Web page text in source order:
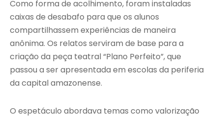
Como forma de acolhimento, foram instaladas
caixas de desabafo para que os alunos
compartilhassem experiências de maneira
anônima. Os relatos serviram de base para a
criação da peça teatral “Plano Perfeito”, que
passou a ser apresentada em escolas da periferia
da capital amazonense.
O espetáculo abordava temas como valorização